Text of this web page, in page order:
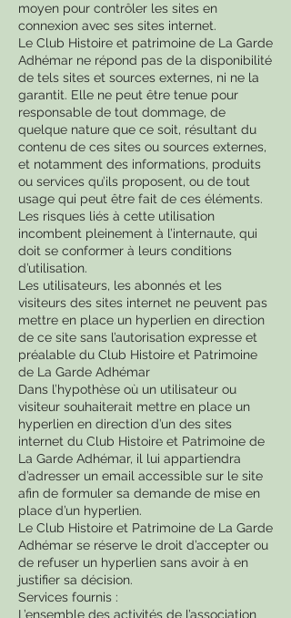
moyen pour contrôler les sites en
connexion avec ses sites internet.
Le Club Histoire et patrimoine de La Garde
Adhémar ne répond pas de la disponibilité
de tels sites et sources externes, ni ne la
garantit. Elle ne peut être tenue pour
responsable de tout dommage, de
quelque nature que ce soit, résultant du
contenu de ces sites ou sources externes,
et notamment des informations, produits
ou services qu’ils proposent, ou de tout
usage qui peut être fait de ces éléments.
Les risques liés à cette utilisation
incombent pleinement à l’internaute, qui
doit se conformer à leurs conditions
d’utilisation.
Les utilisateurs, les abonnés et les
visiteurs des sites internet ne peuvent pas
mettre en place un hyperlien en direction
de ce site sans l’autorisation expresse et
préalable du Club Histoire et Patrimoine
de La Garde Adhémar
Dans l’hypothèse où un utilisateur ou
visiteur souhaiterait mettre en place un
hyperlien en direction d’un des sites
internet du Club Histoire et Patrimoine de
La Garde Adhémar, il lui appartiendra
d’adresser un email accessible sur le site
afin de formuler sa demande de mise en
place d’un hyperlien.
Le Club Histoire et Patrimoine de La Garde
Adhémar se réserve le droit d’accepter ou
de refuser un hyperlien sans avoir à en
justifier sa décision.
Services fournis :
L’ensemble des activités de l’association